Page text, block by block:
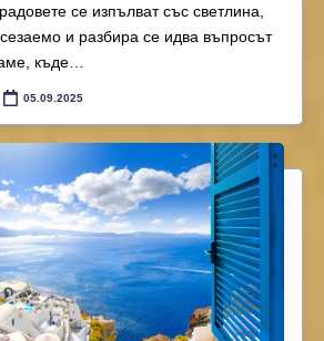
се изпълват със светлина,
и разбира се идва въпросът
къде…
05.09.2025